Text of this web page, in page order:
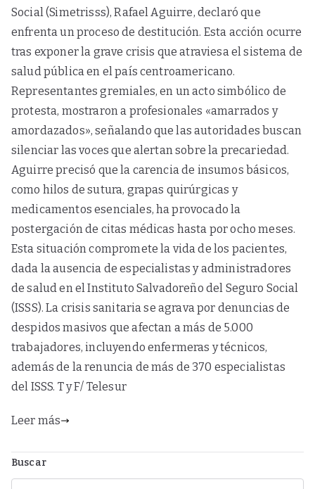
Social (Simetrisss), Rafael Aguirre, declaró que
enfrenta un proceso de destitución. Esta acción ocurre
tras exponer la grave crisis que atraviesa el sistema de
salud pública en el país centroamericano.
Representantes gremiales, en un acto simbólico de
protesta, mostraron a profesionales «amarrados y
amordazados», señalando que las autoridades buscan
silenciar las voces que alertan sobre la precariedad.
Aguirre precisó que la carencia de insumos básicos,
como hilos de sutura, grapas quirúrgicas y
medicamentos esenciales, ha provocado la
postergación de citas médicas hasta por ocho meses.
Esta situación compromete la vida de los pacientes,
dada la ausencia de especialistas y administradores
de salud en el Instituto Salvadoreño del Seguro Social
(ISSS). La crisis sanitaria se agrava por denuncias de
despidos masivos que afectan a más de 5.000
trabajadores, incluyendo enfermeras y técnicos,
además de la renuncia de más de 370 especialistas
del ISSS. T y F/ Telesur
Leer más
Buscar